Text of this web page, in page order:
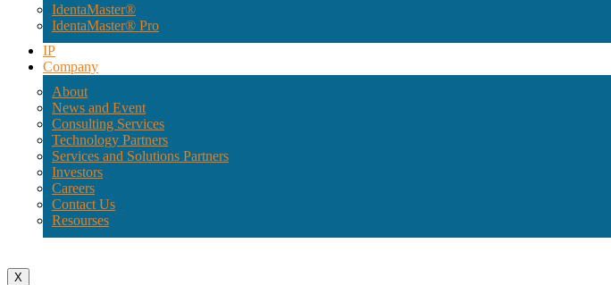
IdentaMaster®
IdentaMaster® Pro
IP
Company
About
News and Event
Consulting Services
Technology Partners
Services and Solutions Partners
Investors
Careers
Contact Us
Resourses
X